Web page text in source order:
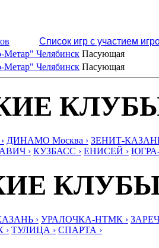
Список игр с участием
Метар" Челябинск Пасующая
Метар" Челябинск Пасующая
ДИНАМО Москва › ЗЕНИТ-
› КУЗБАСС › ЕНИСЕЙ ›
› УРАЛОЧКА-НТМК ›
› ТУЛИЦА › СПАРТА ›